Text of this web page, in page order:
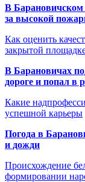
В Барановичском
за высокой
Как оценить
закрытой
В Барановичах
дороге и попал в
Какие
успешной карьеры
Погода в
и дожди
Происхождение
формировании